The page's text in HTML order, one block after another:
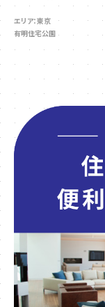
エリア：東京
有明住宅公園